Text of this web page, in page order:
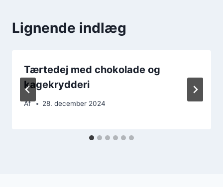
Lignende indlæg
Tærtedej med chokolade og
kagekrydderi
Af 28. december 2024